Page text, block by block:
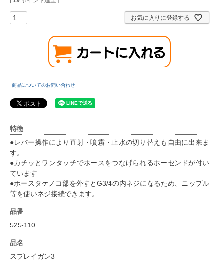
お気に入りに登録する
商品についてのお問い合わせ
特徴
●レバー操作により直射・噴霧・止水の切り替えも自由に出来ま
す。
●カチッとワンタッチでホースをつなげられるホーセンドが付い
ています
●ホースタケノコ部を外すとG3/4の内ネジになるため、ニップル
等を使いネジ接続できます。
品番
525-110
品名
スプレイガン3